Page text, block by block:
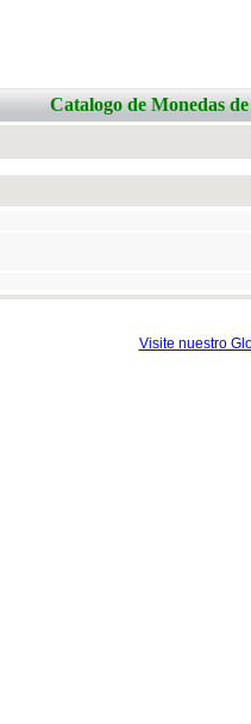
Catalogo de Monedas
Visite nuestro